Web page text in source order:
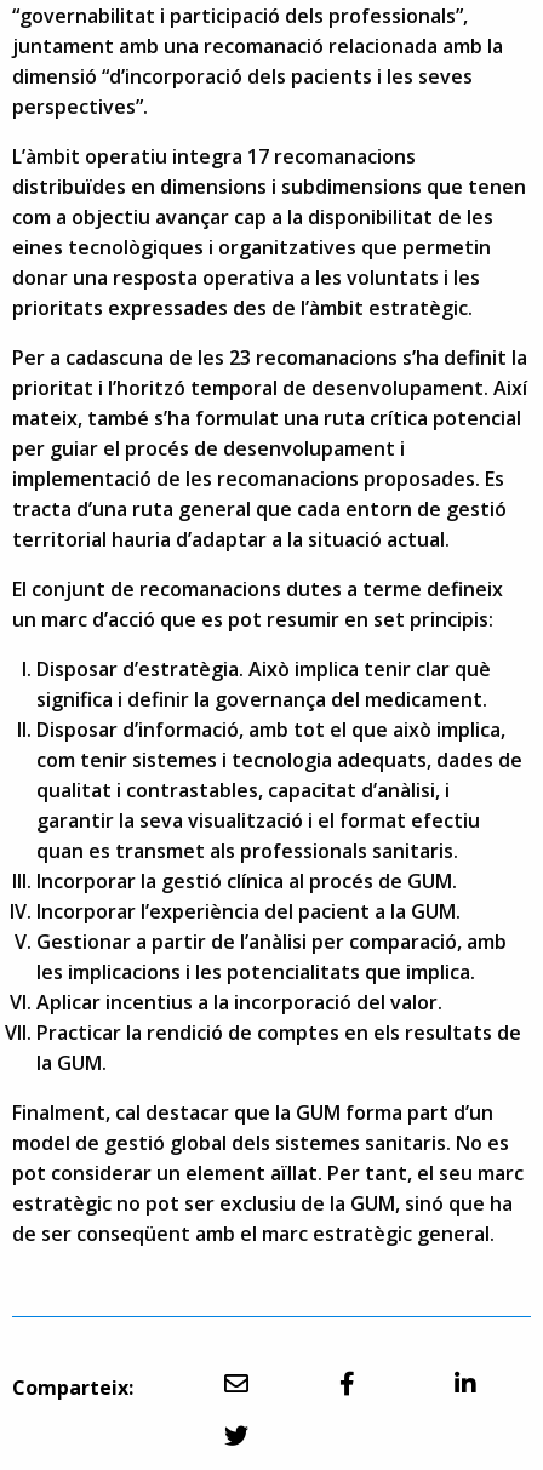
“governabilitat i participació dels professionals”,
juntament amb una recomanació relacionada amb la
dimensió “d’incorporació dels pacients i les seves
perspectives”.
L’àmbit operatiu integra 17 recomanacions
distribuïdes en dimensions i subdimensions que tenen
com a objectiu avançar cap a la disponibilitat de les
eines tecnològiques i organitzatives que permetin
donar una resposta operativa a les voluntats i les
prioritats expressades des de l’àmbit estratègic.
Per a cadascuna de les 23 recomanacions s’ha definit la
prioritat i l’horitzó temporal de desenvolupament. Així
mateix, també s’ha formulat una ruta crítica potencial
per guiar el procés de desenvolupament i
implementació de les recomanacions proposades. Es
tracta d’una ruta general que cada entorn de gestió
territorial hauria d’adaptar a la situació actual.
El conjunt de recomanacions dutes a terme defineix
un marc d’acció que es pot resumir en set principis:
Disposar d’estratègia. Això implica tenir clar què
significa i definir la governança del medicament.
Disposar d’informació, amb tot el que això implica,
com tenir sistemes i tecnologia adequats, dades de
qualitat i contrastables, capacitat d’anàlisi, i
garantir la seva visualització i el format efectiu
quan es transmet als professionals sanitaris.
Incorporar la gestió clínica al procés de GUM.
Incorporar l’experiència del pacient a la GUM.
Gestionar a partir de l’anàlisi per comparació, amb
les implicacions i les potencialitats que implica.
Aplicar incentius a la incorporació del valor.
Practicar la rendició de comptes en els resultats de
la GUM.
Finalment, cal destacar que la GUM forma part d’un
model de gestió global dels sistemes sanitaris. No es
pot considerar un element aïllat. Per tant, el seu marc
estratègic no pot ser exclusiu de la GUM, sinó que ha
de ser conseqüent amb el marc estratègic general.
Comparteix: